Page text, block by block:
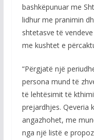
bashkëpunuar me
lidhur me pranimin
shtetasve të
me kushtet e
“Përgjatë një
persona mund të
të lehtësimit të
prejardhjes. Qeveria
angazhohet, me
nga një listë e